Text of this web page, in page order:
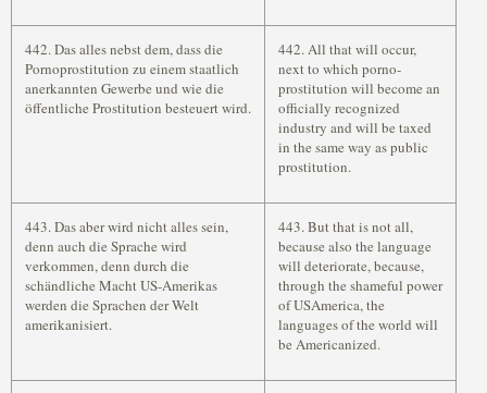
442. Das alles nebst dem, dass die
Pornoprostitution zu einem staatlich
anerkannten Gewerbe und wie die
öffentliche Prostitution besteuert wird.
442. All that will occur,
next to which porno-
prostitution will become an
officially recognized
industry and will be taxed
in the same way as public
prostitution.
443. Das aber wird nicht alles sein,
denn auch die Sprache wird
verkommen, denn durch die
schändliche Macht US-Amerikas
werden die Sprachen der Welt
amerikanisiert.
443. But that is not all,
because also the language
will deteriorate, because,
through the shameful power
of USAmerica, the
languages of the world will
be Americanized.